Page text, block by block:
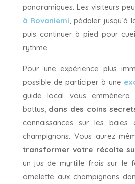
panoramiques. Les visiteurs
à Rovaniemi, pédaler jusqu’à
puis continuer à pied pour
rythme.
Pour une expérience plus
possible de participer à une
guide local vous emmènera
battus, dans des coins
connaissances sur les baies
champignons. Vous aurez
transformer votre récolte
un jus de myrtille frais sur le
omelette aux champignons